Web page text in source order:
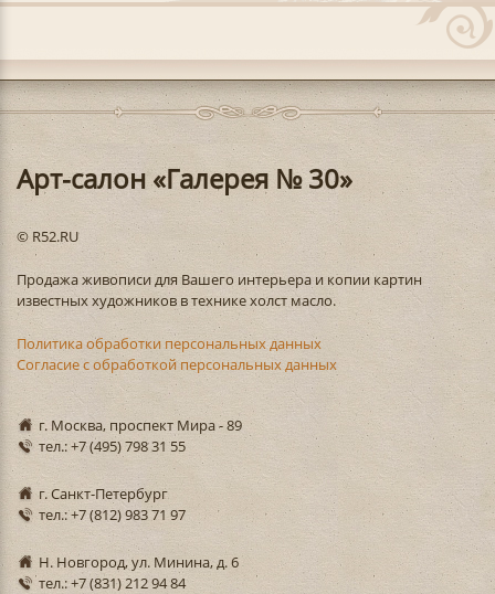
Арт-салон «Галерея № 30»
© R52.RU
Продажа живописи для Вашего интерьера и копии картин
известных художников в технике холст масло.
Политика обработки персональных данных
Согласие с обработкой персональных данных
г. Москва, проспект Мира - 89
тел.: +7 (495) 798 31 55
г. Санкт-Петербург
тел.: +7 (812) 983 71 97
Н. Новгород, ул. Минина, д. 6
тел.: +7 (831) 212 94 84